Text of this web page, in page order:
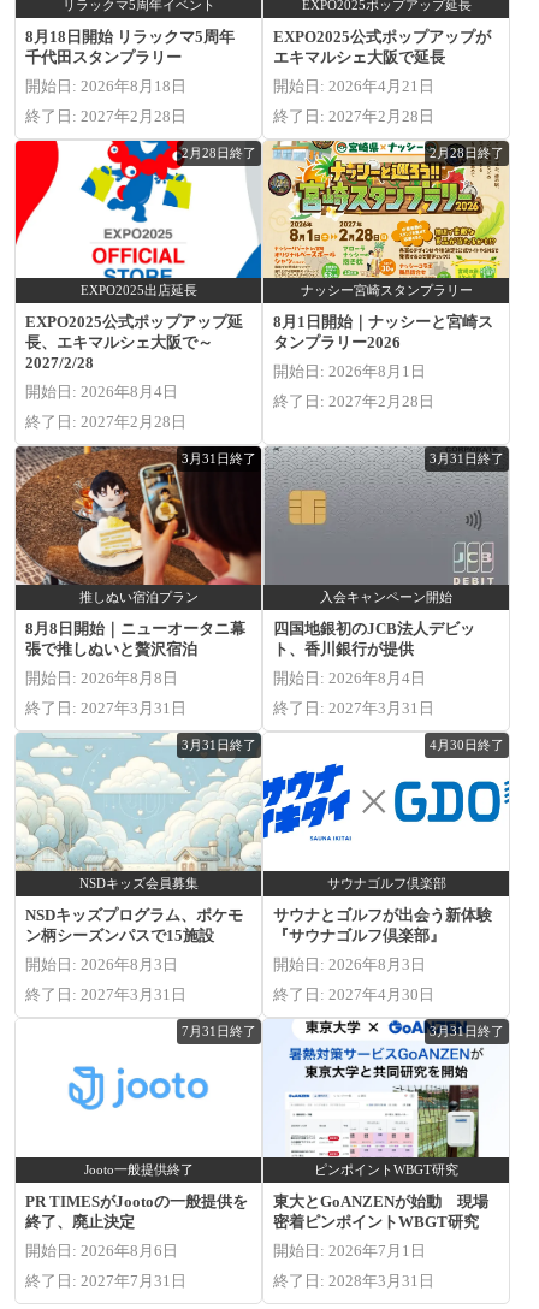
リラックマ5周年イベント
8月18日開始 リラックマ5周年
千代田スタンプラリー
開始日: 2026年8月18日
終了日: 2027年2月28日
EXPO2025ポップアップ延長
EXPO2025公式ポップアップが
エキマルシェ大阪で延長
開始日: 2026年4月21日
終了日: 2027年2月28日
2月28日終了
EXPO2025出店延長
EXPO2025公式ポップアップ延
長、エキマルシェ大阪で～
2027/2/28
開始日: 2026年8月4日
終了日: 2027年2月28日
2月28日終了
ナッシー宮崎スタンプラリー
8月1日開始｜ナッシーと宮崎ス
タンプラリー2026
開始日: 2026年8月1日
終了日: 2027年2月28日
3月31日終了
推しぬい宿泊プラン
8月8日開始｜ニューオータニ幕
張で推しぬいと贅沢宿泊
開始日: 2026年8月8日
終了日: 2027年3月31日
3月31日終了
入会キャンペーン開始
四国地銀初のJCB法人デビッ
ト、香川銀行が提供
開始日: 2026年8月4日
終了日: 2027年3月31日
3月31日終了
NSDキッズ会員募集
NSDキッズプログラム、ポケモ
ン柄シーズンパスで15施設
開始日: 2026年8月3日
終了日: 2027年3月31日
4月30日終了
サウナゴルフ倶楽部
サウナとゴルフが出会う新体験
『サウナゴルフ倶楽部』
開始日: 2026年8月3日
終了日: 2027年4月30日
7月31日終了
Jooto一般提供終了
PR TIMESがJootoの一般提供を
終了、廃止決定
開始日: 2026年8月6日
終了日: 2027年7月31日
3月31日終了
ピンポイントWBGT研究
東大とGoANZENが始動 現場
密着ピンポイントWBGT研究
開始日: 2026年7月1日
終了日: 2028年3月31日